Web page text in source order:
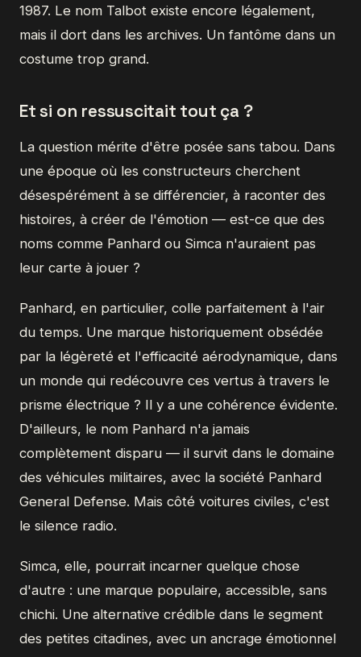
1987. Le nom Talbot existe encore légalement,
mais il dort dans les archives. Un fantôme dans un
costume trop grand.
Et si on ressuscitait tout ça ?
La question mérite d'être posée sans tabou. Dans
une époque où les constructeurs cherchent
désespérément à se différencier, à raconter des
histoires, à créer de l'émotion — est-ce que des
noms comme Panhard ou Simca n'auraient pas
leur carte à jouer ?
Panhard, en particulier, colle parfaitement à l'air
du temps. Une marque historiquement obsédée
par la légèreté et l'efficacité aérodynamique, dans
un monde qui redécouvre ces vertus à travers le
prisme électrique ? Il y a une cohérence évidente.
D'ailleurs, le nom Panhard n'a jamais
complètement disparu — il survit dans le domaine
des véhicules militaires, avec la société Panhard
General Defense. Mais côté voitures civiles, c'est
le silence radio.
Simca, elle, pourrait incarner quelque chose
d'autre : une marque populaire, accessible, sans
chichi. Une alternative crédible dans le segment
des petites citadines, avec un ancrage émotionnel